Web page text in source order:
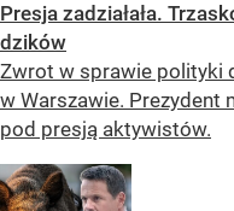
Presja zadziałała.
dzików
Zwrot w sprawie polityki
w Warszawie. Prezydent
pod presją aktywistów.